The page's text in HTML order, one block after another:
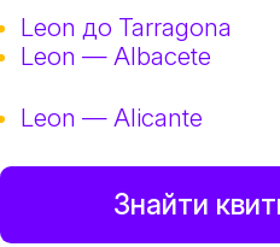
Leon до Tarragona
Leon — Albacete
Leon — Alicante
Знайти